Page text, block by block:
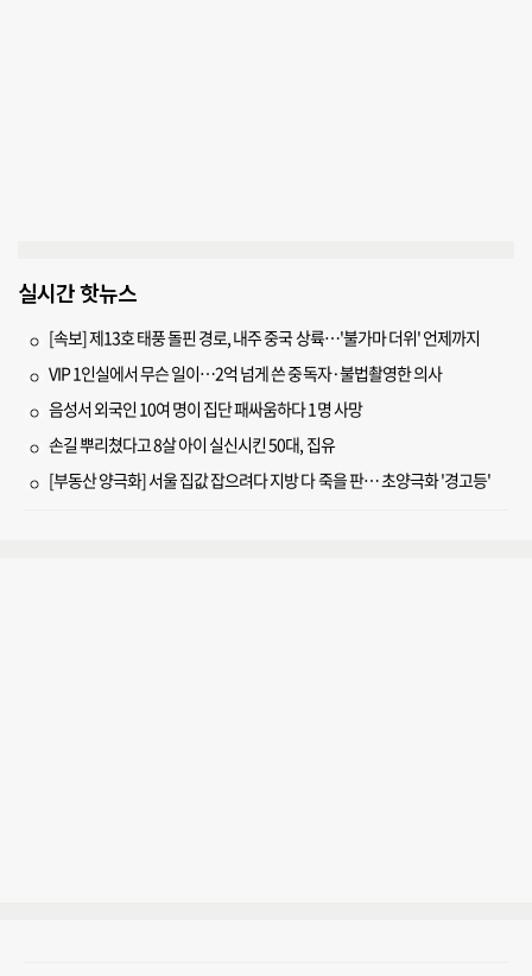
실시간 핫뉴스
[속보] 제13호 태풍 돌핀 경로, 내주 중국 상륙…'불가마 더위' 언제까지
VIP 1인실에서 무슨 일이…2억 넘게 쓴 중독자·불법촬영한 의사
음성서 외국인 10여 명이 집단 패싸움하다 1명 사망
손길 뿌리쳤다고 8살 아이 실신시킨 50대, 집유
[부동산 양극화] 서울 집값 잡으려다 지방 다 죽을 판… 초양극화 '경고등'